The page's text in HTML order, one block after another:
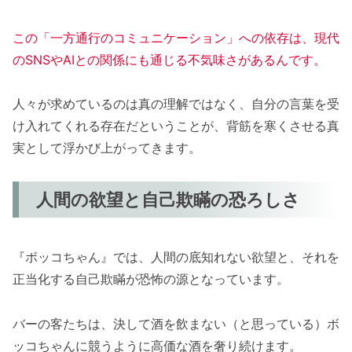
この「一方通行のコミュニケーション」への依存は、現代
のSNSやAIとの関係にも通じる不気味さがあるんです。
人々が求めているのは真の理解ではなく、自分の言葉を受
け入れてくれる存在だということが、背筋を寒くさせる真
実として浮かび上がってきます。
人間の欲望と自己欺瞞の恐ろしさ
『ボッコちゃん』では、人間の底知れない欲望と、それを
正当化する自己欺瞞が恐怖の源となっています。
バーの客たちは、決して酒を飲まない（と思っている）ボ
ッコちゃんに競うように高価な酒を奢り続けます。